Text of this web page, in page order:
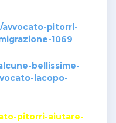
pitorri-
1069
bellissime-
iacopo-
pitorri-aiutare-